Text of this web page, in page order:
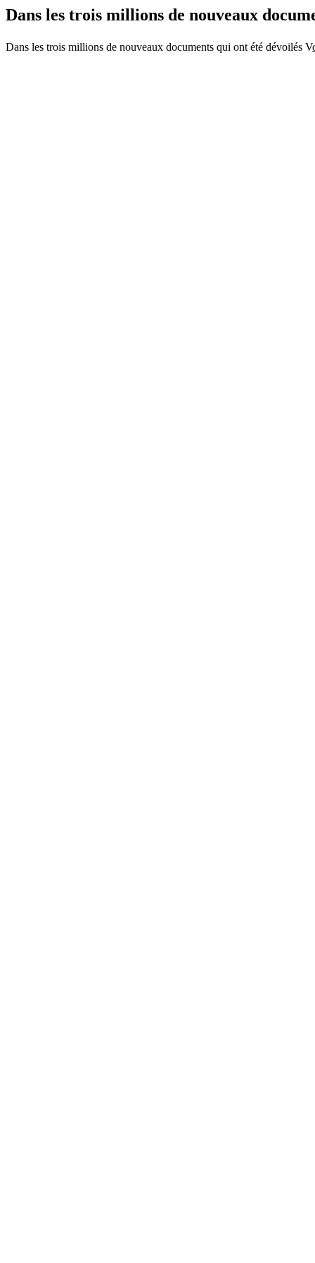
Dans les trois millions de nouveaux
Dans les trois millions de nouveaux documents qui ont été dévoilés